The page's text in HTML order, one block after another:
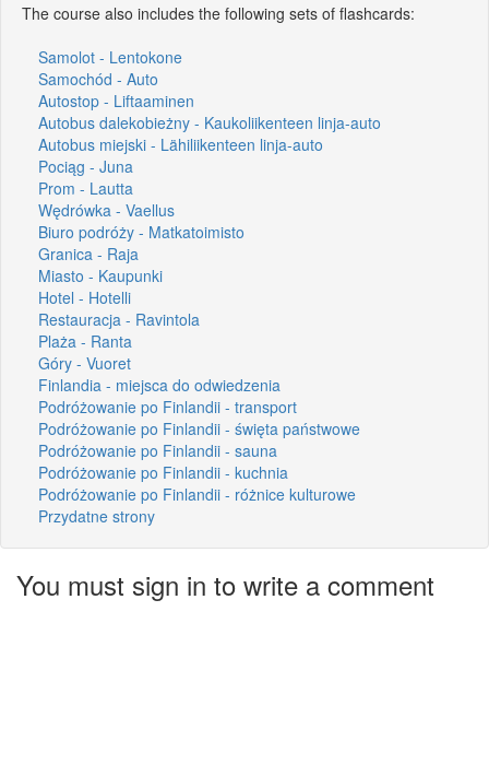
The course also includes the following sets of flashcards:
Samolot - Lentokone
Samochód - Auto
Autostop - Liftaaminen
Autobus dalekobieżny - Kaukoliikenteen linja-auto
Autobus miejski - Lähiliikenteen linja-auto
Pociąg - Juna
Prom - Lautta
Wędrówka - Vaellus
Biuro podróży - Matkatoimisto
Granica - Raja
Miasto - Kaupunki
Hotel - Hotelli
Restauracja - Ravintola
Plaża - Ranta
Góry - Vuoret
Finlandia - miejsca do odwiedzenia
Podróżowanie po Finlandii - transport
Podróżowanie po Finlandii - święta państwowe
Podróżowanie po Finlandii - sauna
Podróżowanie po Finlandii - kuchnia
Podróżowanie po Finlandii - różnice kulturowe
Przydatne strony
You must sign in to write a comment